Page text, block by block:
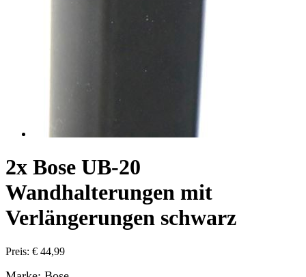
2x Bose UB-20
Wandhalterungen mit
Verlängerungen schwarz
Preis: € 44,99